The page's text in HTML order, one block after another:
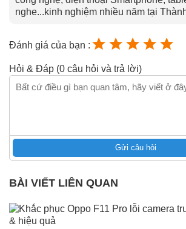
nghe...kinh nghiệm nhiều năm tại
Đánh giá của bạn :
Hỏi & Đáp (0 câu hỏi và trả lời)
Gửi câu hỏi
BÀI VIẾT LIÊN QUAN